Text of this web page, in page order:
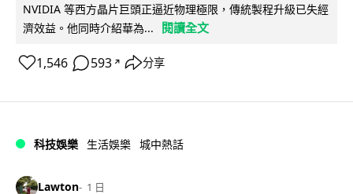
NVIDIA 等西方晶片巨頭正逼近物理極限，傳統製程升級已失經
濟效益。他同時介紹華為...
閱讀全文
1,546 593 ↗ 分享
科技娛樂 生活娛樂 城中熱話
Lawton 1 日